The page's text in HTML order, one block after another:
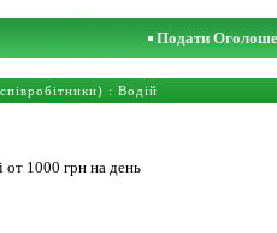
Подати
: Водій
от 1000 грн на день